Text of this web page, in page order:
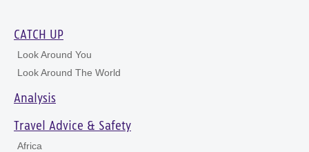
CATCH UP
Look Around You
Look Around The World
Analysis
Travel Advice & Safety
Africa